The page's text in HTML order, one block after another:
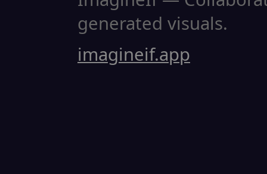
generated visuals.
imagineif.app